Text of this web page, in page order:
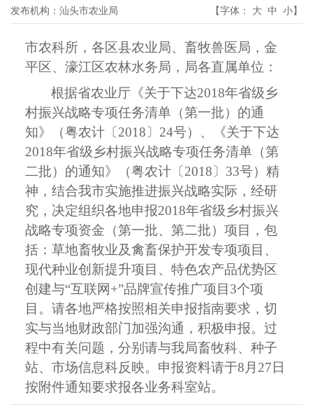
发布机构： 汕头市农业局 【字体： 大 中 小】
市农科所，各区县农业局、畜牧兽医局，金
平区、濠江区农林水务局，局各直属单位：
根据省农业厅《关于下达2018年省级乡
村振兴战略专项任务清单（第一批）的通
知》（粤农计〔2018〕24号）、《关于下达
2018年省级乡村振兴战略专项任务清单（第
二批）的通知》（粤农计〔2018〕33号）精
神，结合我市实施推进振兴战略实际，经研
究，决定组织各地申报2018年省级乡村振兴
战略专项资金（第一批、第二批）项目，包
括：草地畜牧业及禽畜保护开发专项项目、
现代种业创新提升项目、特色农产品优势区
创建与“互联网+”品牌宣传推广项目3个项
目。请各地严格按照相关申报指南要求，切
实与当地财政部门加强沟通，积极申报。过
程中有关问题，分别请与我局畜牧科、种子
站、市场信息科反映。申报资料请于8月27日
按附件通知要求报各业务科室站。